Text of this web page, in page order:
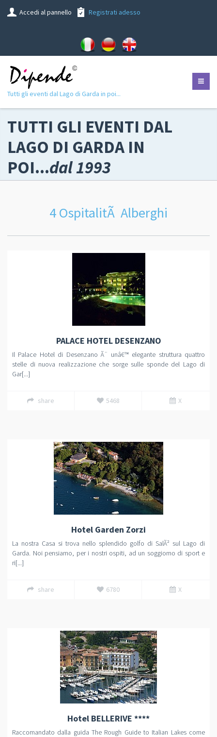
Accedi al pannello Registrati adesso
Tutti gli eventi dal Lago di Garda in poi...
TUTTI GLI EVENTI DAL
LAGO DI GARDA IN
POI...dal 1993
4 OspitalitÃ Alberghi
PALACE HOTEL DESENZANO
Il Palace Hotel di Desenzano Ã¨ unâ€™ elegante struttura quattro
stelle di nuova realizzazione che sorge sulle sponde del Lago di
Gar[...]
share 5468 X
Hotel Garden Zorzi
La nostra Casa si trova nello splendido golfo di SalÃ² sul Lago di
Garda. Noi pensiamo, per i nostri ospiti, ad un soggiorno di sport e
ri[...]
share 6780 X
Hotel BELLERIVE ****
Raccomandato dalla guida The Rough Guide to Italian Lakes come